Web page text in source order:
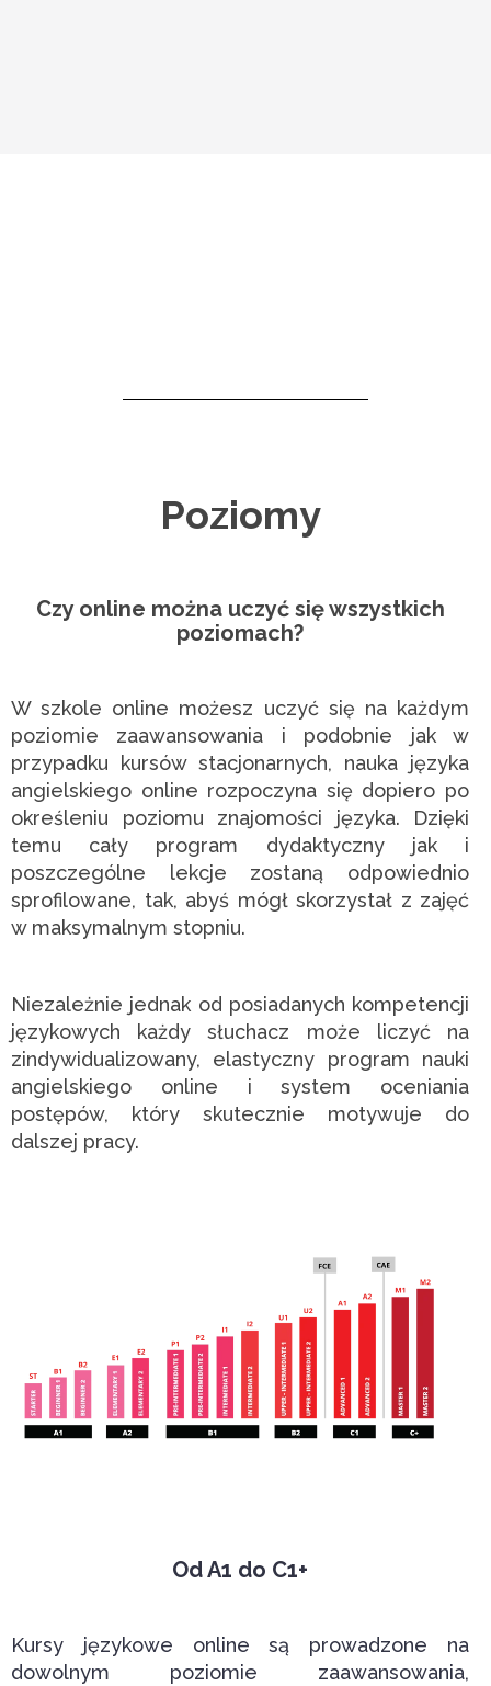
Poziomy
Czy online można uczyć się wszystkich
poziomach?
W szkole online możesz uczyć się na każdym
poziomie zaawansowania i podobnie jak w
przypadku kursów stacjonarnych, nauka języka
angielskiego online rozpoczyna się dopiero po
określeniu poziomu znajomości języka. Dzięki
temu cały program dydaktyczny jak i
poszczególne lekcje zostaną odpowiednio
sprofilowane, tak, abyś mógł skorzystał z zajęć
w maksymalnym stopniu.
Niezależnie jednak od posiadanych kompetencji
językowych każdy słuchacz może liczyć na
zindywidualizowany, elastyczny program nauki
angielskiego online i system oceniania
postępów, który skutecznie motywuje do
dalszej pracy.
Od A1 do C1+
Kursy językowe online są prowadzone na
dowolnym poziomie zaawansowania,